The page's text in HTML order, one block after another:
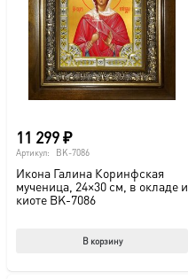
11 299₽
Артикул: BK-7086
Икона Галина Коринфская
мученица, 24×30 см, в окладе и
киоте BK-7086
В корзину